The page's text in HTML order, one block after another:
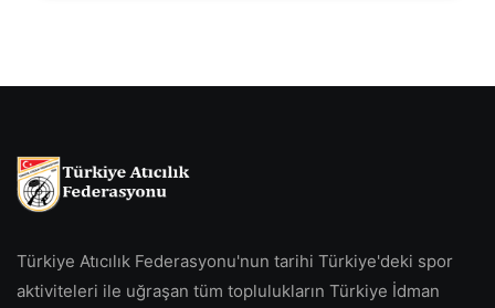
Türkiye Atıcılık Federasyonu'nun tarihi Türkiye'deki spor
aktiviteleri ile uğraşan tüm toplulukların Türkiye İdman